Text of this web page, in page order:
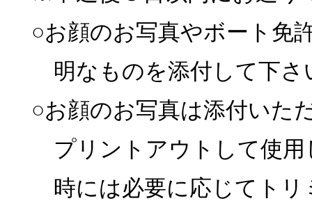
○お顔のお写真やボート免
明なものを添付して下さ
○お顔のお写真は添付いた
プリントアウトして使用
時には必要に応じてト